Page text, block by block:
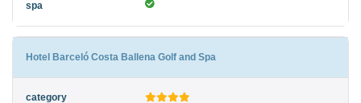
Hotel Barceló Costa Ballena Golf and Spa